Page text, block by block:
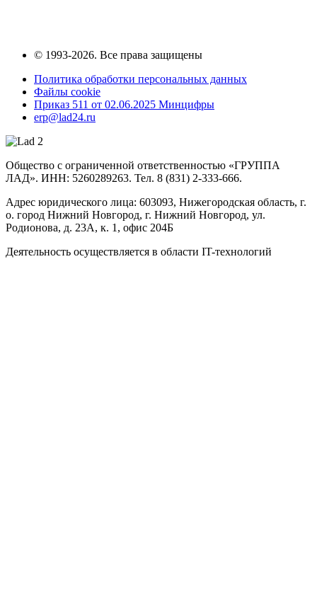
© 1993-2026. Все права защищены
Политика обработки персональных данных
Файлы cookie
Приказ 511 от 02.06.2025 Минцифры
erp@lad24.ru
Общество с ограниченной ответственностью «ГРУППА
ЛАД». ИНН: 5260289263. Тел. 8 (831) 2-333-666.
Адрес юридического лица: 603093, Нижегородская область, г.
о. город Нижний Новгород, г. Нижний Новгород, ул.
Родионова, д. 23А, к. 1, офис 204Б
Деятельность осуществляется в области IT-технологий